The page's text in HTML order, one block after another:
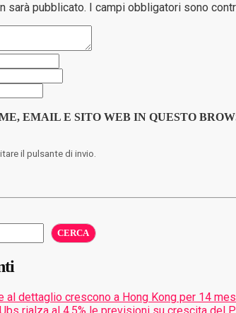
sarà pubblicato. I campi obbligatori sono
EMAIL E SITO WEB IN QUESTO
il pulsante di invio.
CERCA
al dettaglio crescono a Hong Kong per 14